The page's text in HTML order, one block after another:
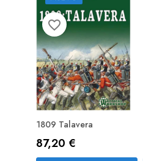
PREPEDIDO
1809 Talavera
Precio
87,20 €
favorite_border